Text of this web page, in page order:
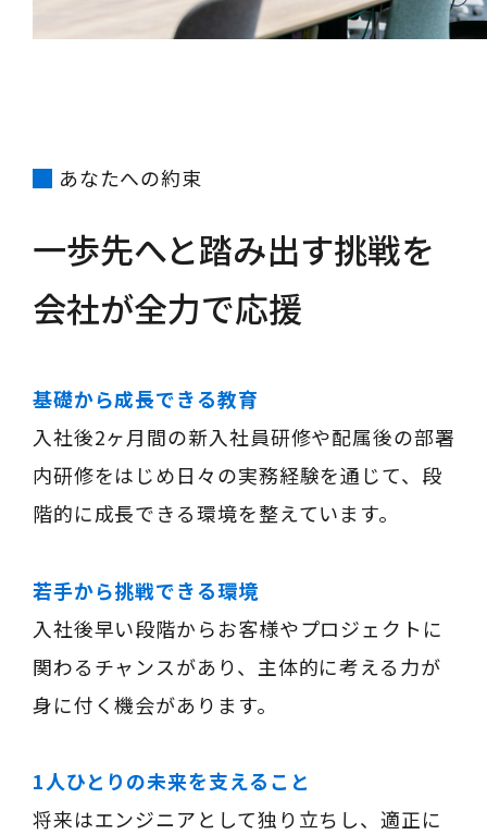
あなたへの約束
一歩先へと踏み出す挑戦を
会社が全力で応援
基礎から成長できる教育
入社後2ヶ月間の新入社員研修や配属後の部署
内研修をはじめ日々の実務経験を通じて、段
階的に成長できる環境を整えています。
若手から挑戦できる環境
入社後早い段階からお客様やプロジェクトに
関わるチャンスがあり、主体的に考える力が
身に付く機会があります。
1人ひとりの未来を支えること
将来はエンジニアとして独り立ちし、適正に